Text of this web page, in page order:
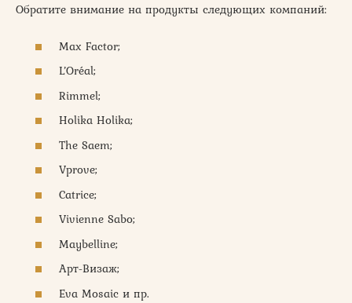
Обратите внимание на продукты следующих компаний:
Max Factor;
L’Oréal;
Rimmel;
Holika Holika;
The Saem;
Vprove;
Catrice;
Vivienne Sabo;
Maybelline;
Арт-Визаж;
Eva Mosaic и пр.